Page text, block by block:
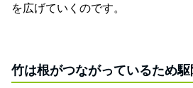
を広げていくのです。
竹は根がつながっているため